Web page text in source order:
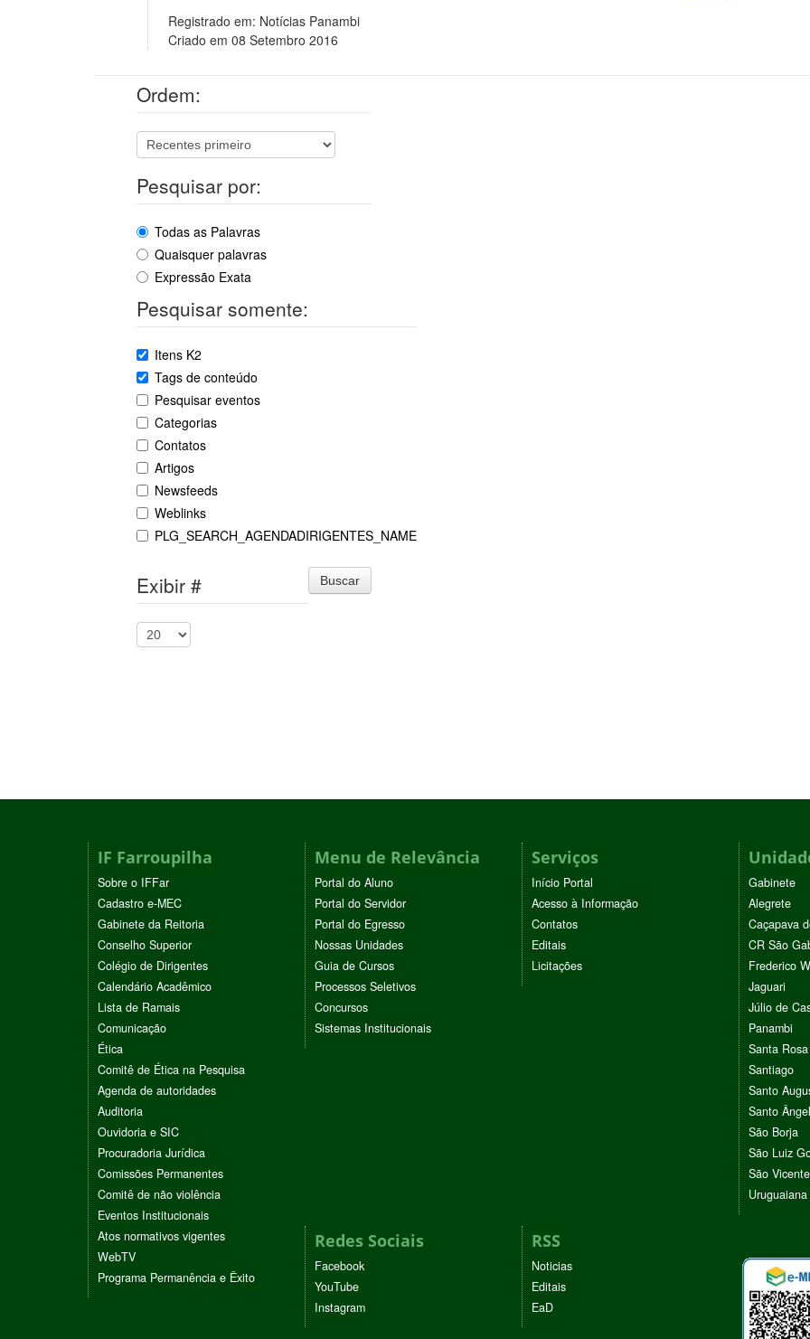
Registrado em: Notícias Panambi
Criado em 08 Setembro 2016
Ordem:
Pesquisar por:
Todas as Palavras
Quaisquer palavras
Expressão Exata
Pesquisar somente:
Itens K2
Tags de conteúdo
Pesquisar eventos
Categorias
Contatos
Artigos
Newsfeeds
Weblinks
PLG_SEARCH_AGENDADIRIGENTES_NAME
Buscar
Exibir #
IF Farroupilha
Sobre o IFFar
Cadastro e-MEC
Gabinete da Reitoria
Conselho Superior
Colégio de Dirigentes
Calendário Acadêmico
Lista de Ramais
Comunicação
Ética
Comitê de Ética na Pesquisa
Agenda de autoridades
Auditoria
Ouvidoria e SIC
Procuradoria Jurídica
Comissões Permanentes
Comitê de não violência
Eventos Institucionais
Atos normativos vigentes
WebTV
Programa Permanência e Êxito
Menu de Relevância
Portal do Aluno
Portal do Servidor
Portal do Egresso
Nossas Unidades
Guia de Cursos
Processos Seletivos
Concursos
Sistemas Institucionais
Serviços
Início Portal
Acesso à Informação
Contatos
Editais
Licitações
Gabinete
Alegrete
Caçapava
CR São
Frederico
Jaguari
Júlio de
Panambi
Santa Rosa
Santiago
Santo
Santo
São Borja
São Luiz
São
Uruguaiana
Redes Sociais
Facebook
YouTube
Instagram
RSS
Noticias
Editais
EaD